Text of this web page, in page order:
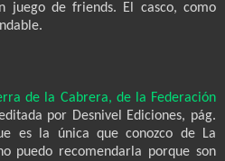
juego de friends. El casco, como
de la Cabrera, de la Federación
por Desnivel Ediciones, pág.
es la única que conozco de La
puedo recomendarla porque son